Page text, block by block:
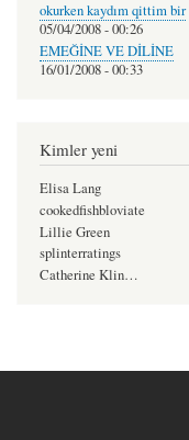
okurken kaydım qittim bir
05/04/2008 - 00:26
EMEĞİNE VE DİLİNE
16/01/2008 - 00:33
Kimler yeni
Elisa Lang
cookedfishbloviate
Lillie Green
splinterratings
Catherine Klin…